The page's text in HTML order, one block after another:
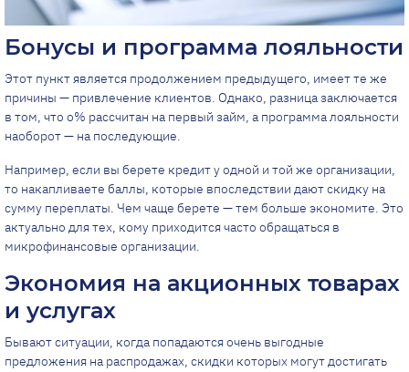
Бонусы и программа лояльности
Этот пункт является продолжением предыдущего, имеет те же
причины — привлечение клиентов. Однако, разница заключается
в том, что о% рассчитан на первый займ, а программа лояльности
наоборот — на последующие.
Например, если вы берете кредит у одной и той же организации,
то накапливаете баллы, которые впоследствии дают скидку на
сумму переплаты. Чем чаще берете — тем больше экономите. Это
актуально для тех, кому приходится часто обращаться в
микрофинансовые организации.
Экономия на акционных товарах
и услугах
Бывают ситуации, когда попадаются очень выгодные
предложения на распродажах, скидки которых могут достигать